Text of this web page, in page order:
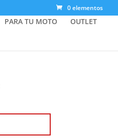
0 elementos
PARA TU MOTO OUTLET